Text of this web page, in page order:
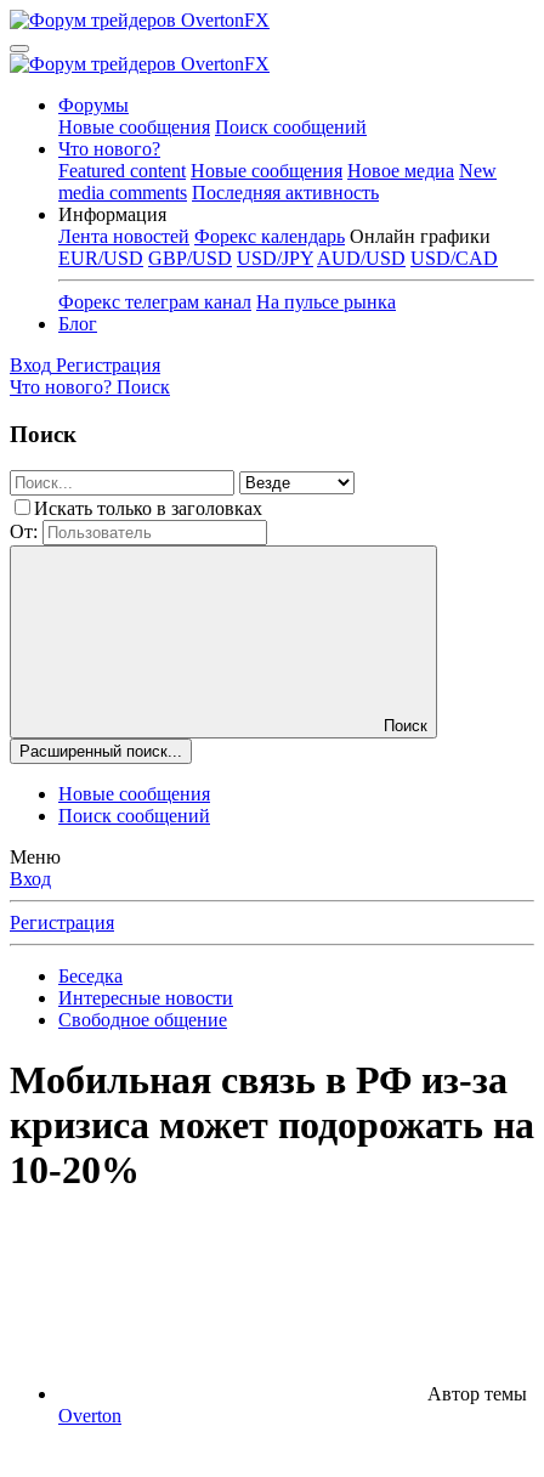
Форумы
Новые сообщения Поиск сообщений
Что нового?
Featured content Новые сообщения Новое медиа New
media comments Последняя активность
Информация
Лента новостей Форекс календарь Онлайн графики
EUR/USD GBP/USD USD/JPY AUD/USD USD/CAD
Форекс телеграм канал На пульсе рынка
Блог
Вход Регистрация
Что нового? Поиск
Поиск
Искать только в заголовках
От:
Поиск
Расширенный поиск...
Новые сообщения
Поиск сообщений
Меню
Вход
Регистрация
Беседка
Интересные новости
Свободное общение
Мобильная связь в РФ из-за
кризиса может подорожать на
10-20%
Автор темы
Overton